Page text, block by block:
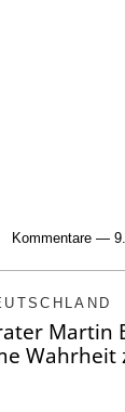
Kommentare —
Martin
Wahrheit